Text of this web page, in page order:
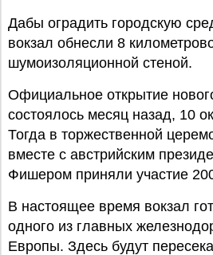
Дабы оградить городскую
вокзал обнесли 8
шумоизоляционной стеной.
Официальное открытие
состоялось месяц назад, 10
Тогда в торжественной
вместе с австрийским
Фишером приняли участие
В настоящее время вокзал
одного из главных
Европы. Здесь будут